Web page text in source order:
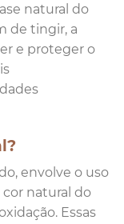
natural do
de tingir, a
e proteger o
envolve o uso
natural do
Essas